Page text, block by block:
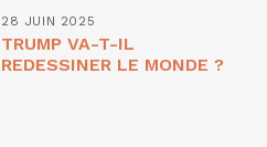
28 JUIN 2025
TRUMP VA-T-IL
REDESSINER LE MONDE ?